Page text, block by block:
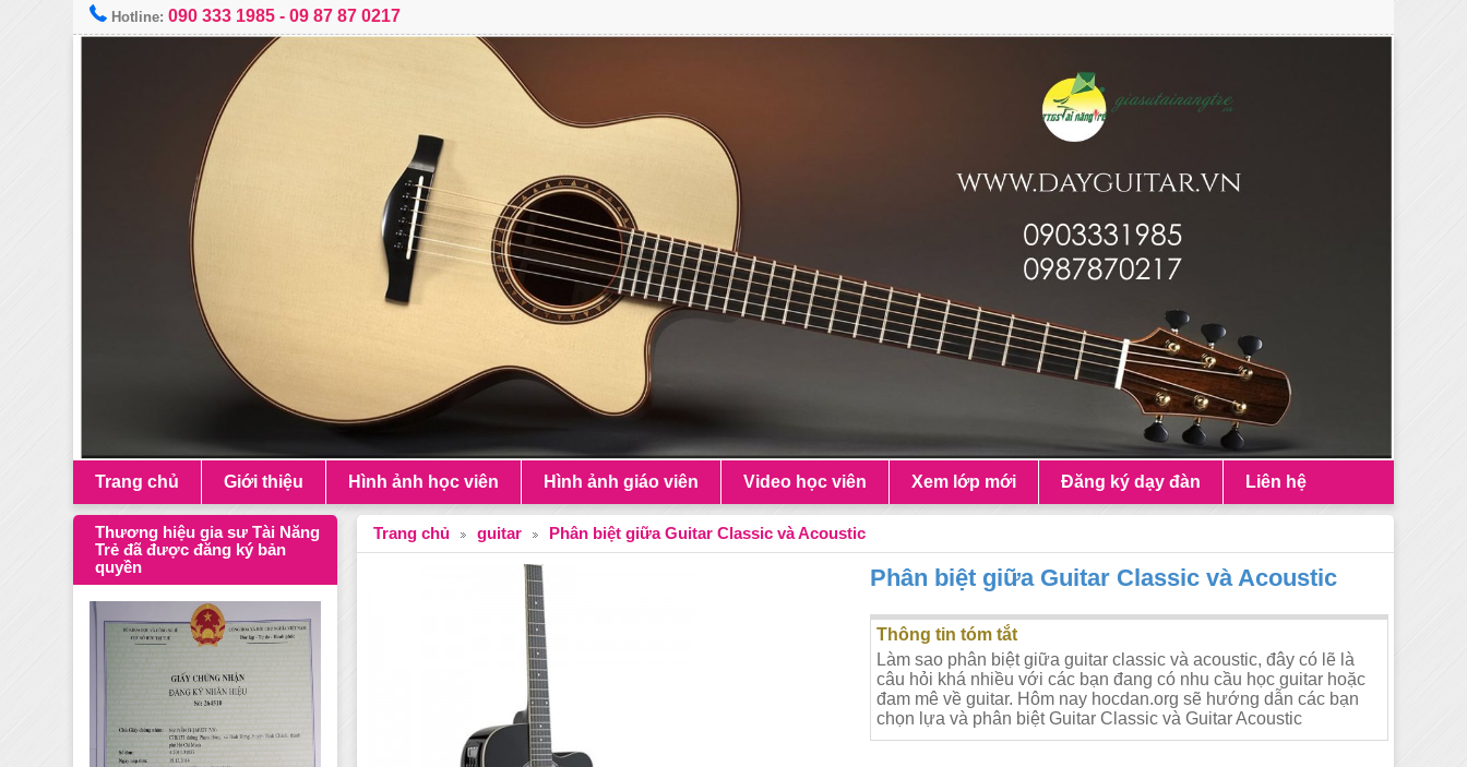
Hotline:090 333 1985 -09 87 87 0217
Trang chủ Giới thiệu Hình ảnh học viên Hình ảnh giáo viên Video học viên Xem lớp mới Đăng ký dạy đàn Liên hệ
Trang chủ guitar Phân biệt giữa Guitar Classic và Acoustic
Phân biệt giữa Guitar Classic và Acoustic
Thông tin tóm tắt
Làm sao phân biệt giữa guitar classic và acoustic, đây có lẽ là
câu hỏi khá nhiều với các bạn đang có nhu cầu học guitar hoặc
đam mê về guitar. Hôm nay hocdan.org sẽ hướng dẫn các bạn
chọn lựa và phân biệt Guitar Classic và Guitar Acoustic
Thương hiệu gia sư Tài Năng
Trẻ đã được đăng ký bản
quyền